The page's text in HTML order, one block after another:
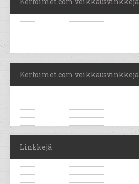
Kertoimet.com veikkausvinkkejä
Kertoimet.com veikkausvinkkejä
Linkkejä